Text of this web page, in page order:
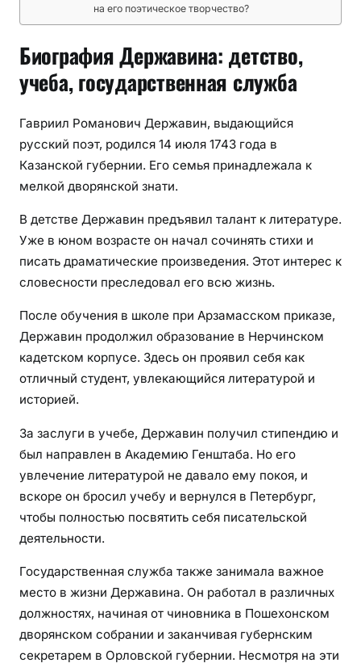
на его поэтическое творчество?
Биография Державина: детство,
учеба, государственная служба
Гавриил Романович Державин, выдающийся
русский поэт, родился 14 июля 1743 года в
Казанской губернии. Его семья принадлежала к
мелкой дворянской знати.
В детстве Державин предъявил талант к литературе.
Уже в юном возрасте он начал сочинять стихи и
писать драматические произведения. Этот интерес к
словесности преследовал его всю жизнь.
После обучения в школе при Арзамасском приказе,
Державин продолжил образование в Нерчинском
кадетском корпусе. Здесь он проявил себя как
отличный студент, увлекающийся литературой и
историей.
За заслуги в учебе, Державин получил стипендию и
был направлен в Академию Генштаба. Но его
увлечение литературой не давало ему покоя, и
вскоре он бросил учебу и вернулся в Петербург,
чтобы полностью посвятить себя писательской
деятельности.
Государственная служба также занимала важное
место в жизни Державина. Он работал в различных
должностях, начиная от чиновника в Пошехонском
дворянском собрании и заканчивая губернским
секретарем в Орловской губернии. Несмотря на эти